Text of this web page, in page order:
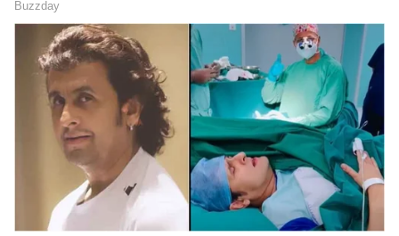
ಘಟನೆ ಹಿನ್ನೆಲೆ
ಆರ್‌ಎಸ್‌ಎಸ್‌ ನೋಂದಣಿಗೆ ಕರ್ನಾಟಕ ಗೃಹ ಸಚಿವ
ಪ್ರಿಯಾಂಕ್‌ ಖರ್ಗೆ ಆಗ್ರಹಿಸಿ ಜೂ.13ರಂದು ಭಾಗ್ವತ್‌ಗೆ ಪತ್ರ
ಬರೆದಿದ್ದ ಪ್ರಿಯಾಂಕ್‌ ಖರ್ಗೆ, ಆರ್‌ಎಸ್‌ಎಸ್‌ನ ಆದಾಯದ
ಮೂಲ, ತೆರಿಗೆ, ಕಚೇರಿ ನಿರ್ವಹಣೆ ಹಾಗೂ ಸಂಘಟನೆಯ
ಸ್ವರೂಪವನ್ನು ಬಹಿರಂಗಪಡಿಸುವಂತೆ ಕೋರಿದ್ದರು. ಜತೆಗೆ,
ಸಂಘಟನೆ ನೋಂದಣಿ ಮಾಡಿಕೊಂಡಿಲ್ಲ ಎಂದು
ಆಕ್ಷೇಪಿಸಿದ್ದರು.
RECOMMENDED STORIES